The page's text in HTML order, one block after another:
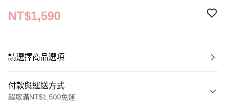
NT$1,590
請選擇商品選項
付款與運送方式
超取滿NT$1,500免運